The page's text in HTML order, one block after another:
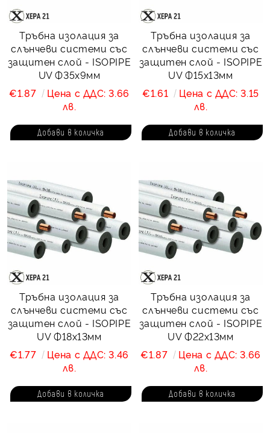
Тръбна изолация за
слънчеви системи със
защитен слой - ISOPIPE
UV Ф35х9мм
€1.87
Цена с ДДС: 3.66
лв.
Тръбна изолация за
слънчеви системи със
защитен слой - ISOPIPE
UV Ф15х13мм
€1.61
Цена с ДДС: 3.15
лв.
Тръбна изолация за
слънчеви системи със
защитен слой - ISOPIPE
UV Ф18х13мм
€1.77
Цена с ДДС: 3.46
лв.
Тръбна изолация за
слънчеви системи със
защитен слой - ISOPIPE
UV Ф22х13мм
€1.87
Цена с ДДС: 3.66
лв.